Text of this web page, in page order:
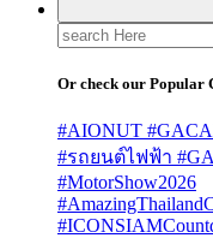
Search
for:
Or check our Popular
#AIONUT
#รถยนต์ไฟฟ้า
#MotorShow2026